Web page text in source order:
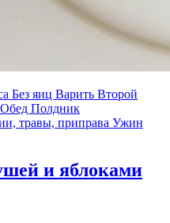
Без яиц Варить Второй
Обед Полдник
травы, приправа Ужин
и яблоками